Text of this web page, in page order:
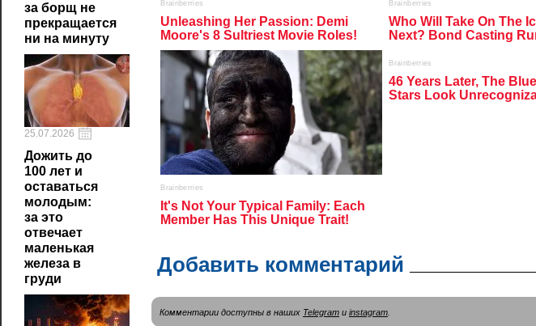
за борщ не
прекращается
ни на минуту
25.07.2026
Дожить до
100 лет и
оставаться
молодым:
за это
отвечает
маленькая
железа в
груди
Добавить комментарий
Комментарии доступны в наших Telegram и instagram